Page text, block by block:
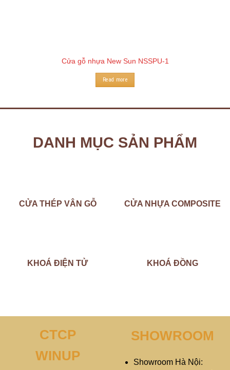
Cửa gỗ nhựa New Sun NSSPU-1
Read more
DANH MỤC SẢN PHẨM
CỬA THÉP VÂN GỖ CỬA NHỰA COMPOSITE
KHOÁ ĐIỆN TỬ KHOÁ ĐỒNG
CTCP
WINUP
SHOWROOM
Showroom Hà Nội: